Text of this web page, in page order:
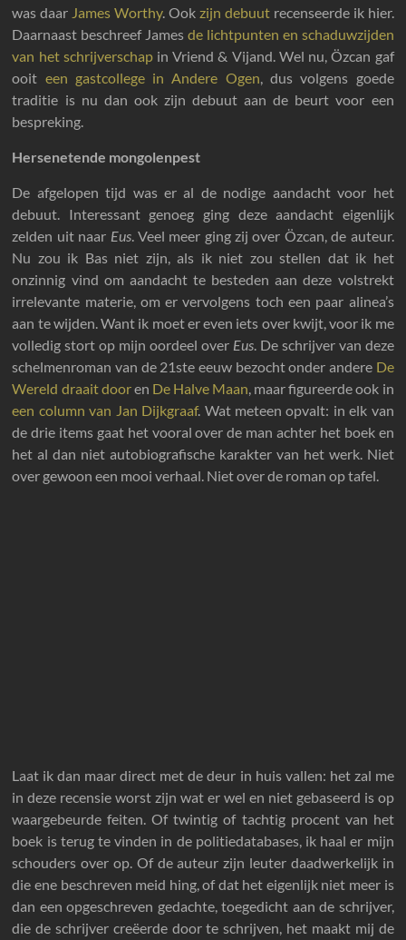
was daar James Worthy. Ook zijn debuutrecenseerde ik hier.
Daarnaast beschreef James de lichtpunten en schaduwzijden
van het schrijverschapin Vriend & Vijand. Wel nu, Özcan gaf
ooit een gastcollege in Andere Ogen, dus volgens goede
traditie is nu dan ook zijn debuut aan de beurt voor een
bespreking.
Hersenetende mongolenpest
De afgelopen tijd was er al de nodige aandacht voor het
debuut. Interessant genoeg ging deze aandacht eigenlijk
zelden uit naar Eus. Veel meer ging zij over Özcan, de auteur.
Nu zou ik Bas niet zijn, als ik niet zou stellen dat ik het
onzinnig vind om aandacht te besteden aan deze volstrekt
irrelevante materie, om er vervolgens toch een paar alinea’s
aan te wijden. Want ik moet er even iets over kwijt, voor ik me
volledig stort op mijn oordeel over Eus. De schrijver van deze
schelmenroman van de 21ste eeuw bezocht onder andere De
Wereld draait dooren De Halve Maan, maar figureerde ook in
een column van Jan Dijkgraaf. Wat meteen opvalt: in elk van
de drie items gaat het vooral over de man achter het boek en
het al dan niet autobiografische karakter van het werk. Niet
over gewoon een mooi verhaal. Niet over de roman op tafel.
Laat ik dan maar direct met de deur in huis vallen: het zal me
in deze recensie worst zijn wat er wel en niet gebaseerd is op
waargebeurde feiten. Of twintig of tachtig procent van het
boek is terug te vinden in de politiedatabases, ik haal er mijn
schouders over op. Of de auteur zijn leuter daadwerkelijk in
die ene beschreven meid hing, of dat het eigenlijk niet meer is
dan een opgeschreven gedachte, toegedicht aan de schrijver,
die de schrijver creëerde door te schrijven, het maakt mij de